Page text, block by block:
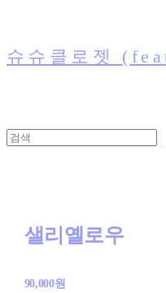
슈슈클로젯
샐리옐로우
90,000원